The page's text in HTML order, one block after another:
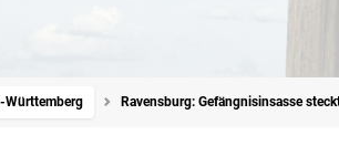
Württemberg Ravensburg: Gefängnisinsasse